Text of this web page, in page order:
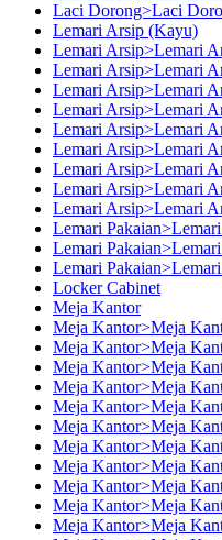
Laci Dorong>Laci
Lemari Arsip (Kayu)
Lemari Arsip>Lemari
Lemari Arsip>Lemari
Lemari Arsip>Lemari
Lemari Arsip>Lemari
Lemari Arsip>Lemari
Lemari Arsip>Lemari
Lemari Arsip>Lemari
Lemari Arsip>Lemari
Lemari Arsip>Lemari
Lemari
Lemari
Lemari
Locker Cabinet
Meja Kantor
Meja Kantor>Meja
Meja Kantor>Meja
Meja Kantor>Meja
Meja Kantor>Meja
Meja Kantor>Meja
Meja Kantor>Meja
Meja Kantor>Meja
Meja Kantor>Meja
Meja Kantor>Meja
Meja Kantor>Meja
Meja Kantor>Meja